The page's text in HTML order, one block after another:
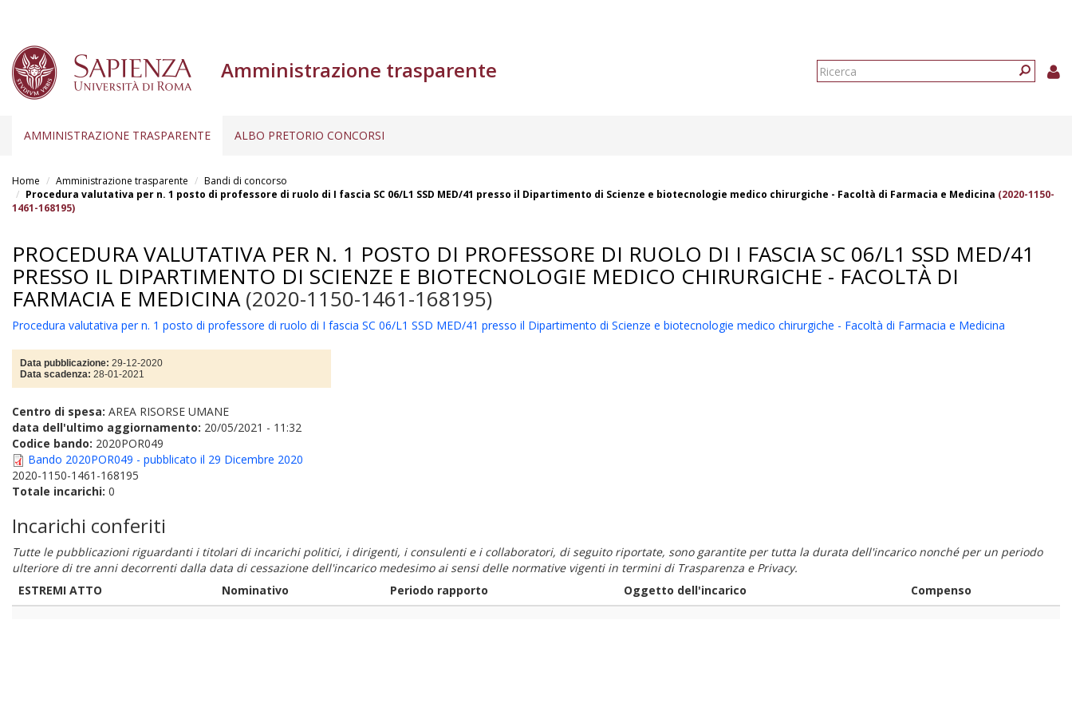
contenuto
principale
Amministrazione trasparente
Form
AMMINISTRAZIONE TRASPARENTE ALBO PRETORIO CONCORSI
Home Amministrazione trasparente
Bandi di concorso
Procedura valutativa per n. 1 posto di professore di ruolo di I fascia SC 06/L1 SSD MED/41 presso il Dipartimento di Scienze e biotecnologie medico chirurgiche - Facoltà di Farmacia e Medicina (2020-1150-
1461-168195)
PROCEDURA VALUTATIVA PER N. 1 POSTO DI PROFESSORE DI RUOLO DI I FASCIA SC 06/L1 SSD MED/41
PRESSO IL DIPARTIMENTO DI SCIENZE E BIOTECNOLOGIE MEDICO CHIRURGICHE - FACOLTÀ DI
FARMACIA E MEDICINA(2020-1150-1461-168195)
Procedura valutativa per n. 1 posto di professore di ruolo di I fascia SC 06/L1 SSD MED/41 presso il Dipartimento di Scienze e biotecnologie medico chirurgiche - Facoltà di Farmacia e Medicina
Data pubblicazione: 29-12-2020
Data scadenza: 28-01-2021
Centro di spesa: AREA RISORSE UMANE
data dell'ultimo aggiornamento: 20/05/2021 - 11:32
Codice bando: 2020POR049
Bando 2020POR049 - pubblicato il 29 Dicembre 2020
2020-1150-1461-168195
Totale incarichi: 0
Incarichi conferiti
Tutte le pubblicazioni riguardanti i titolari di incarichi politici, i dirigenti, i consulenti e i collaboratori, di seguito riportate, sono garantite per tutta la durata dell'incarico nonché per un periodo
ulteriore di tre anni decorrenti dalla data di cessazione dell'incarico medesimo ai sensi delle normative vigenti in termini di Trasparenza e Privacy.
ESTREMI ATTO
Nominativo Periodo rapporto Oggetto dell'incarico Compenso